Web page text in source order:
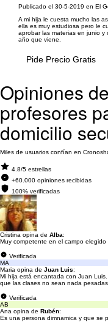
Publicado el 30-5-2019 en El
A mi hija le cuesta mucho las
ella es muy estudiosa pero le
aprobar las materias en junio y
año que viene.
Pide Precio Gratis
Opiniones
profesores
domicilio
Miles de usuarios confían en
4.8/5 estrellas
+60.000 opiniones recibidas
100% verificadas
Cristina opina de Alba:
Muy competente en el campo
Verificada
MA
Maria opina de Juan Luis:
Mi hija está encantada con Juan
que las clases no sean nada
Verificada
AB
Ana opina de Rubén:
Es una persona dimnamica y que se